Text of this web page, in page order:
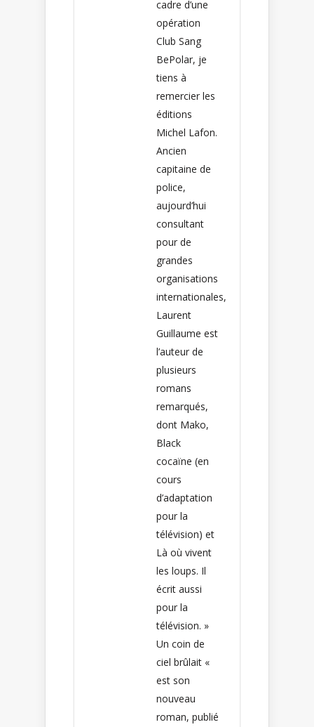
cadre d’une
opération
Club Sang
BePolar, je
tiens à
remercier les
éditions
Michel Lafon.
Ancien
capitaine de
police,
aujourd’hui
consultant
pour de
grandes
organisations
internationales,
Laurent
Guillaume est
l’auteur de
plusieurs
romans
remarqués,
dont Mako,
Black
cocaïne (en
cours
d’adaptation
pour la
télévision) et
Là où vivent
les loups. Il
écrit aussi
pour la
télévision. »
Un coin de
ciel brûlait «
est son
nouveau
roman, publié